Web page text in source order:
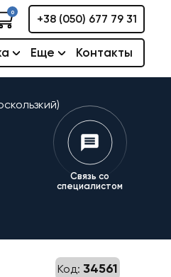
0
+38 (050) 677 79 31
Еще Контакты
Связь со
специалистом
Код: 34561